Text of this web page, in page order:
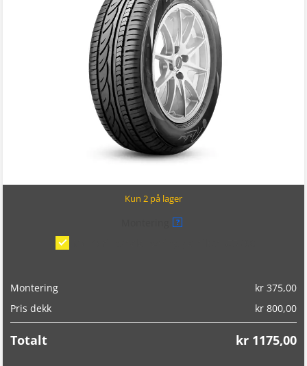
Kun 2 på lager
?
Montering kr375,00
Pris dekk
kr800,00
Totalt kr1175,00